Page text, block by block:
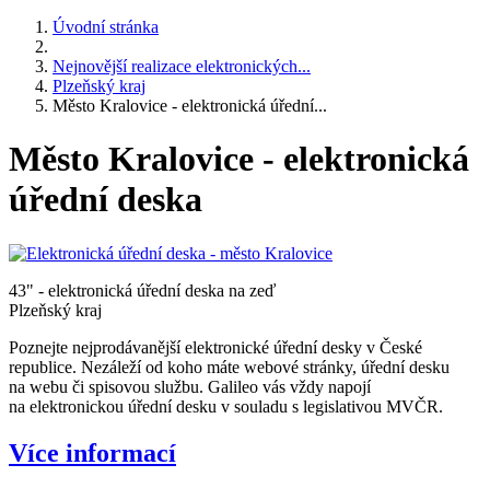
Úvodní stránka
Nejnovější realizace elektronických...
Plzeňský kraj
Město Kralovice - elektronická úřední...
Město Kralovice - elektronická
úřední deska
43" - elektronická úřední deska na zeď
Plzeňský kraj
Poznejte nejprodávanější elektronické úřední desky v České
republice. Nezáleží od koho máte webové stránky, úřední desku
na webu či spisovou službu. Galileo vás vždy napojí
na elektronickou úřední desku v souladu s legislativou MVČR.
Více informací